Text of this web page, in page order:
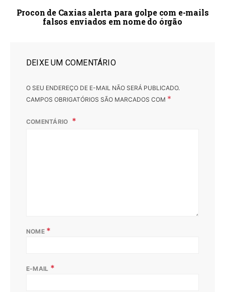
Procon de Caxias alerta para golpe com e-mails
falsos enviados em nome do órgão
DEIXE UM COMENTÁRIO
O SEU ENDEREÇO DE E-MAIL NÃO SERÁ PUBLICADO.
CAMPOS OBRIGATÓRIOS SÃO MARCADOS COM *
COMENTÁRIO
NOME *
E-MAIL *